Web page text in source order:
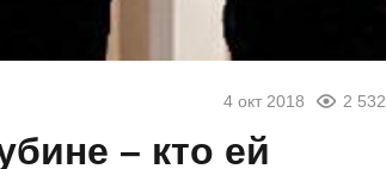
4 окт 2018 2 532
– кто ей